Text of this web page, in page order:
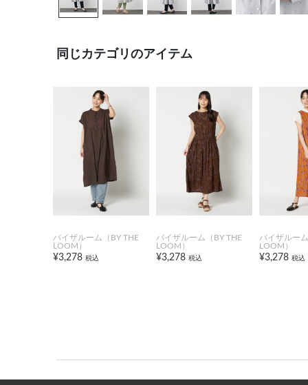
同じカテゴリのアイテム
バイザルーム（BY THE
LOOM）
¥3,278 税込
バイザルーム（BY THE
LOOM）
¥3,278 税込
バイザルー
LOOM）
¥3,278 税込